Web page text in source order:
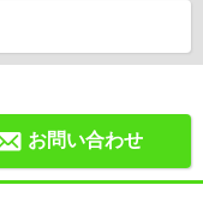
お問い合わせ